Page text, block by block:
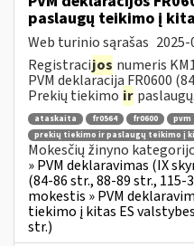
paslaugų teikimo į
Web turinio sąrašas
Registracijos numeris
PVM deklaracija FR0600
Prekių tiekimo ir
ataskaita fr0564 fr0600 pvm
prekių tiekimo ir paslaugų teikimo į
Mokesčių žinyno
» PVM deklaravimas (IX
(84-86 str., 88-89 str., 115-
mokestis » PVM
tiekimo į kitas ES
str.)